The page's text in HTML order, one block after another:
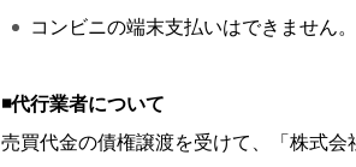
コンビニの端末支払いはできません。
◾代行業者について
売買代金の債権譲渡を受けて、「株式会